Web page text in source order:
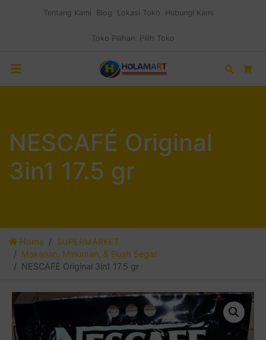
Tentang Kami Blog Lokasi Toko Hubungi Kami
Toko Pilihan: Pilih Toko
Search
NESCAFÉ Original
3in1 17.5 gr
Home
SUPERMARKET
Makanan, Minuman, & Buah Segar
NESCAFÉ Original 3in1 17.5 gr